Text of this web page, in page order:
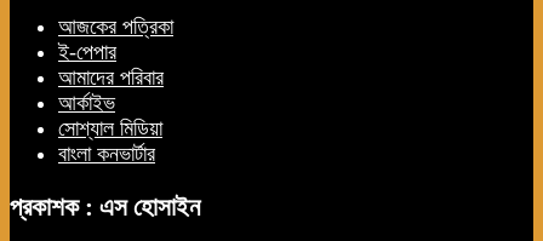
আজকের পত্রিকা
ই-পেপার
আমাদের পরিবার
আর্কাইভ
সোশ্যাল মিডিয়া
বাংলা কনভার্টার
প্রকাশক : এস হোসাইন